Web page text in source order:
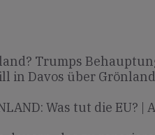
Trumps
in Davos über Grönland
Was tut die EU? |